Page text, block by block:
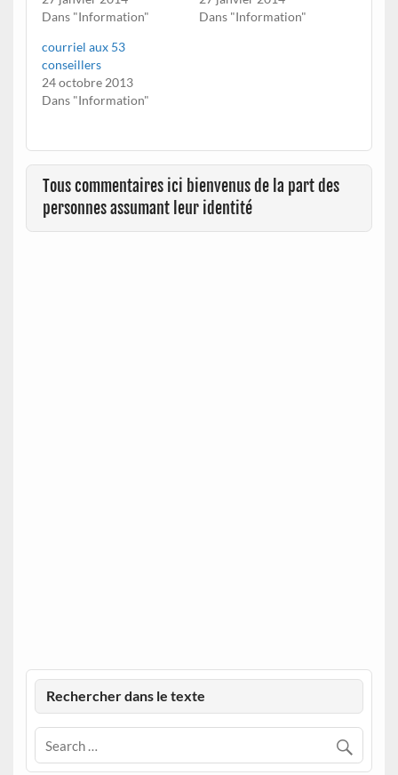
Dans "Information"
Dans "Information"
courriel aux 53
conseillers
24 octobre 2013
Dans "Information"
Tous commentaires ici bienvenus de la part des
personnes assumant leur identité
Rechercher dans le texte